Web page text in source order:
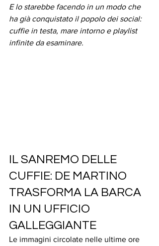
E lo starebbe facendo in un modo che
ha già conquistato il popolo dei social:
cuffie in testa, mare intorno e playlist
infinite da esaminare.
IL SANREMO DELLE
CUFFIE: DE MARTINO
TRASFORMA LA BARCA
IN UN UFFICIO
GALLEGGIANTE
Le immagini circolate nelle ultime ore